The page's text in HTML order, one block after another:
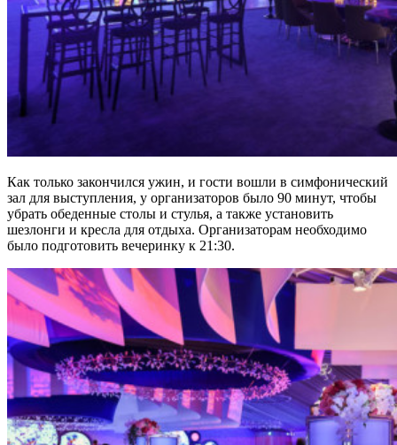
Как только закончился ужин, и гости вошли в симфонический
зал для выступления, у организаторов было 90 минут, чтобы
убрать обеденные столы и стулья, а также установить
шезлонги и кресла для отдыха. Организаторам необходимо
было подготовить вечеринку к 21:30.